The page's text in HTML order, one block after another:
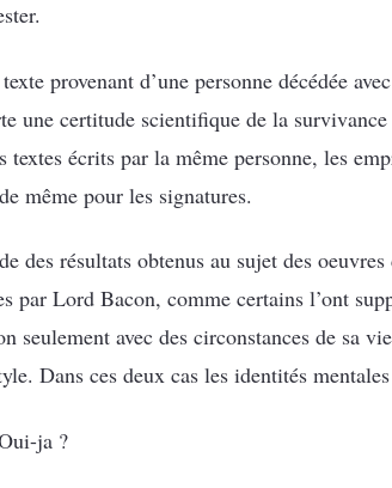
provenant d’une personne décédée
une certitude scientifique de la
écrits par la même personne, les
même pour les signatures.
des résultats obtenus au sujet des
par Lord Bacon, comme certains l’ont
seulement avec des circonstances de sa
Dans ces deux cas les identités
ja ?